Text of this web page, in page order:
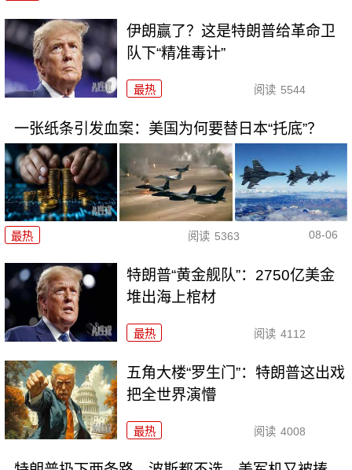
伊朗赢了？这是特朗普给革命卫
队下“精准毒计”
最热 阅读 5544
一张纸条引发血案：美国为何要替日本“托底”？
最热 阅读 5363 08-06
特朗普“黄金舰队”：2750亿美金
堆出海上棺材
最热 阅读 4112
五角大楼“罗生门”：特朗普这出戏
把全世界演懵
最热 阅读 4008